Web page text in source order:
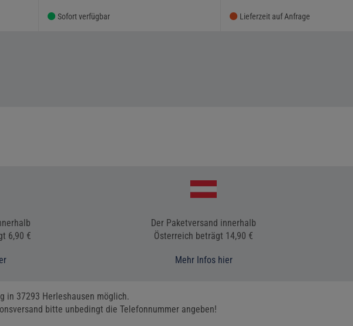
Sofort verfügbar Lieferzeit auf Anfrage
6,90 €
Der Paketversand innerhalb
Österreich beträgt 14,90 €
Mehr Infos hier
in 37293 Herleshausen möglich.
bitte unbedingt die Telefonnummer angeben!